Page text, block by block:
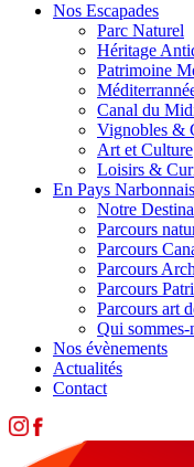
Nos Escapades
Parc Naturel
Héritage
Patrimoine
Canal du
Vignobles &
Art et Culture
Loisirs &
En Pays Narbonnais
Notre
Parcours
Parcours
Parcours
Parcours
Parcours art
Qui sommes-
Nos évènements
Actualités
Contact